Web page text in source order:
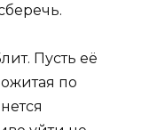
Пусть её
по